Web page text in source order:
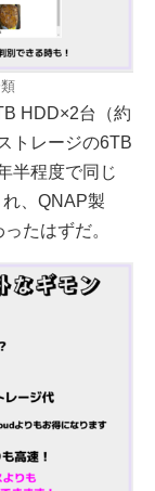
HDD×2台（約
トレージの6TB
半程度で同じ
、QNAP製
たはずだ。